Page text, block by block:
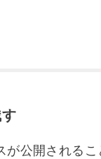
が公開されるこ